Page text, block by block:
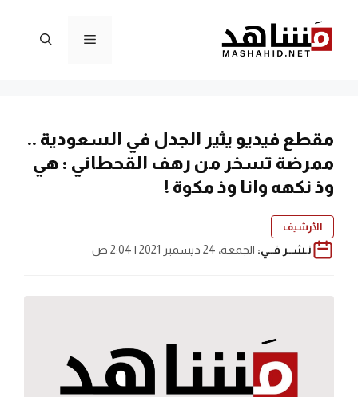
المحتوى
القائمة
مقطع فيديو يثير الجدل في السعودية ..
ممرضة تسخر من رهف القحطاني : هي
وذ نكهه وانا وذ مكوة !
الأرشيف
نـشــر فــي: الجمعة، 24 ديسمبر 2021 | 2:04 ص